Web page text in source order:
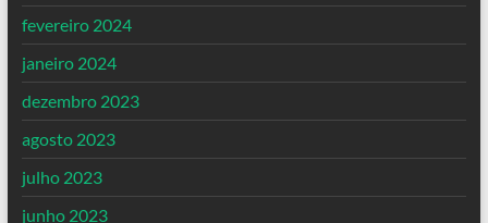
fevereiro 2024
janeiro 2024
dezembro 2023
agosto 2023
julho 2023
junho 2023